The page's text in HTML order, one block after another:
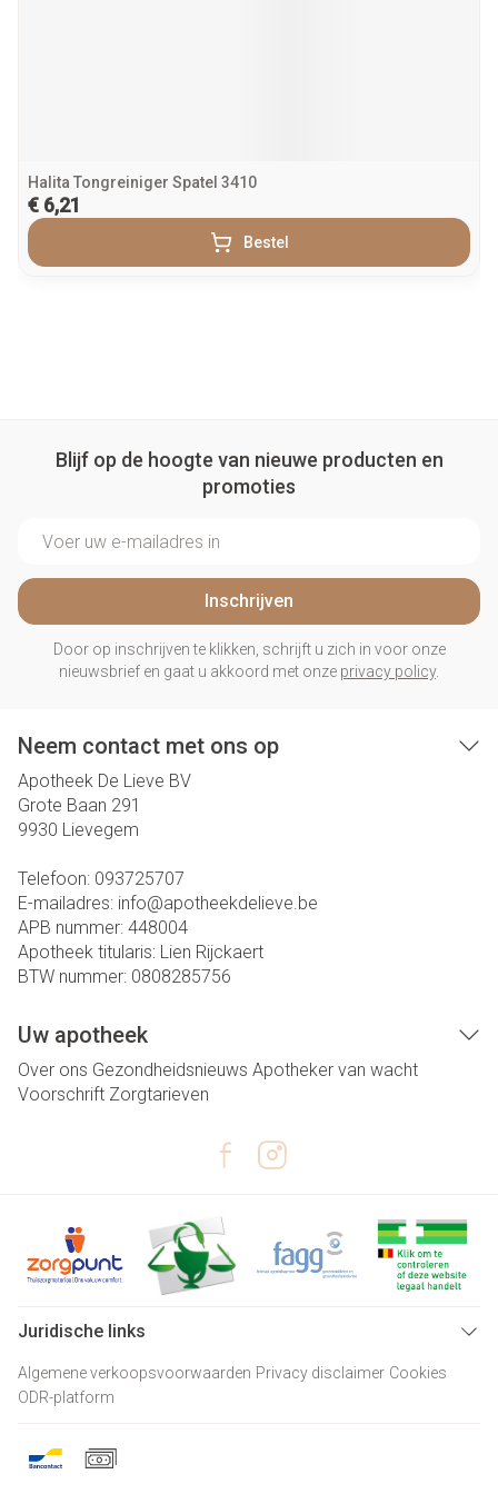
Halita Tongreiniger Spatel 3410
€ 6,21
Bestel
Blijf op de hoogte van nieuwe producten en
promoties
Inschrijven
Door op inschrijven te klikken, schrijft u zich in voor onze
nieuwsbrief en gaat u akkoord met onze privacy policy.
Neem contact met ons op
Apotheek De Lieve BV
Grote Baan 291
9930 Lievegem
Telefoon: 093725707
E-mailadres: info@apotheekdelieve.be
APB nummer: 448004
Apotheek titularis: Lien Rijckaert
BTW nummer: 0808285756
Uw apotheek
Over ons Gezondheidsnieuws Apotheker van wacht
Voorschrift Zorgtarieven
Juridische links
Algemene verkoopsvoorwaarden Privacy disclaimer Cookies
ODR-platform